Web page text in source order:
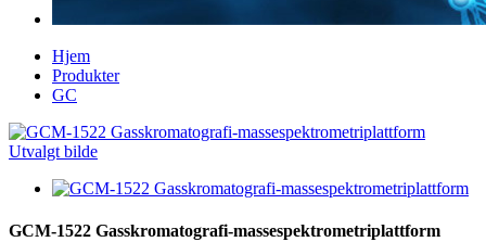
Hjem
Produkter
GC
GCM-1522 Gasskromatografi-massespektrometriplattform